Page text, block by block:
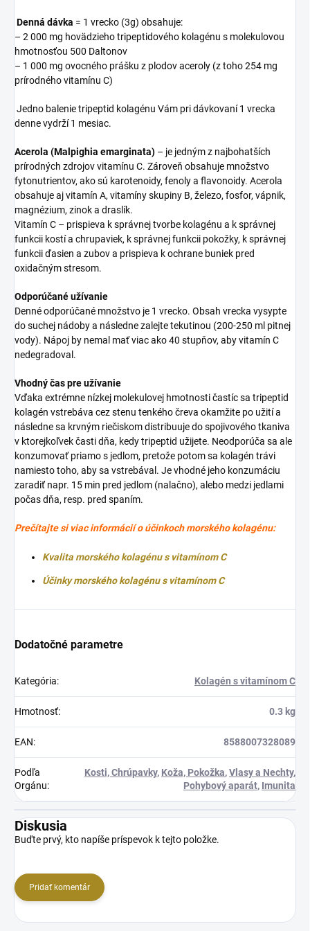
Denná dávka = 1 vrecko (3g) obsahuje:
– 2 000 mg hovädzieho tripeptidového kolagénu s molekulovou
hmotnosťou 500 Daltonov
– 1 000 mg ovocného prášku z plodov aceroly (z toho 254 mg
prírodného vitamínu C)
Jedno balenie tripeptid kolagénu Vám pri dávkovaní 1 vrecka
denne vydrží 1 mesiac.
Acerola (Malpighia emarginata) – je jedným z najbohatších
prírodných zdrojov vitamínu C. Zároveň obsahuje množstvo
fytonutrientov, ako sú karotenoidy, fenoly a flavonoidy. Acerola
obsahuje aj vitamín A, vitamíny skupiny B, železo, fosfor, vápnik,
magnézium, zinok a draslík.
Vitamín C – prispieva k správnej tvorbe kolagénu a k správnej
funkcii kostí a chrupaviek, k správnej funkcii pokožky, k správnej
funkcii ďasien a zubov a prispieva k ochrane buniek pred
oxidačným stresom.
Odporúčané užívanie
Denné odporúčané množstvo je 1 vrecko. Obsah vrecka vysypte
do suchej nádoby a následne zalejte tekutinou (200-250 ml pitnej
vody). Nápoj by nemal mať viac ako 40 stupňov, aby vitamín C
nedegradoval.
Vhodný čas pre užívanie
Vďaka extrémne nízkej molekulovej hmotnosti častíc sa tripeptid
kolagén vstrebáva cez stenu tenkého čreva okamžite po užití a
následne sa krvným riečiskom distribuuje do spojivového tkaniva
v ktorejkoľvek časti dňa, kedy tripeptid užijete. Neodporúča sa ale
konzumovať priamo s jedlom, pretože potom sa kolagén trávi
namiesto toho, aby sa vstrebával. Je vhodné jeho konzumáciu
zaradiť napr. 15 min pred jedlom (nalačno), alebo medzi jedlami
počas dňa, resp. pred spaním.
Prečítajte si viac informácií o účinkoch morského kolagénu:
Kvalita morského kolagénu s vitamínom C
Účinky morského kolagénu s vitamínom C
Dodatočné parametre
Kategória: Kolagén s vitamínom C
Hmotnosť: 0.3 kg
EAN: 8588007328089
Podľa
Orgánu:
Kosti, Chrúpavky, Koža, Pokožka,Vlasy a Nechty,
Pohybový aparát, Imunita
Diskusia
Buďte prvý, kto napíše príspevok k tejto položke.
Pridať komentár